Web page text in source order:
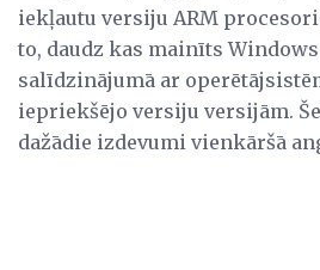
iekļautu versiju ARM
to, daudz kas mainīts Windows
salīdzinājumā ar
iepriekšējo versiju versijām.
dažādie izdevumi vienkāršā